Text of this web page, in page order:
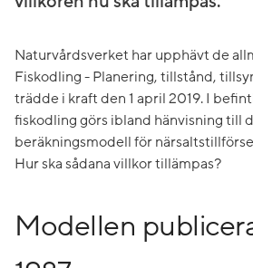
Naturvårdsverket har upphävt de
Fiskodling - Planering, tillstånd,
trädde i kraft den 1 april 2019. I
fiskodling görs ibland hänvisning till
beräkningsmodell för
Hur ska sådana villkor tillämpas?
Modellen